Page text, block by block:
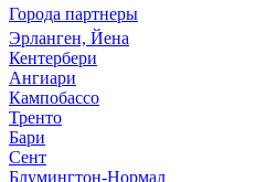
Города партнеры
Эрланген, Йена
Кентербери
Ангиари
Кампобассо
Тренто
Бари
Сент
Блумингтон-Нормал